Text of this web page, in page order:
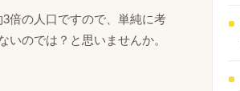
倍の人口ですので、単純に考
のでは？と思いませんか。